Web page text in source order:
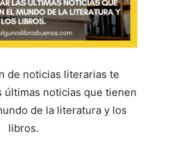
de noticias literarias te
últimas noticias que tienen
de la literatura y los
libros.